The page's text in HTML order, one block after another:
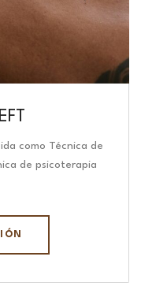
como Técnica de
de psicoterapia